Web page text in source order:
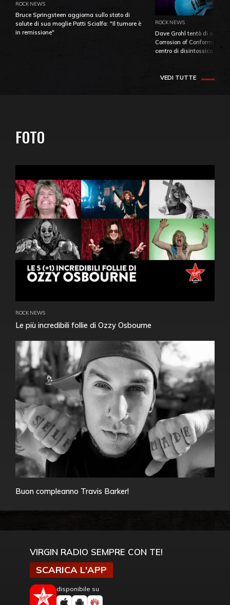
ROCK NEWS
Bruce Springsteen aggiorna sullo stato di
salute di sua moglie Patti Scialfa: "Il tumore è
in remissione"
ROCK NEWS
Dave Grohl tentò di
Corrosion of Conformity
centro di
VEDI TUTTE
FOTO
ROCK NEWS
Le più incredibili follie di Ozzy Osbourne
Buon compleanno Travis Barker!
VIRGIN RADIO SEMPRE CON TE!
SCARICA L'APP
disponibile su